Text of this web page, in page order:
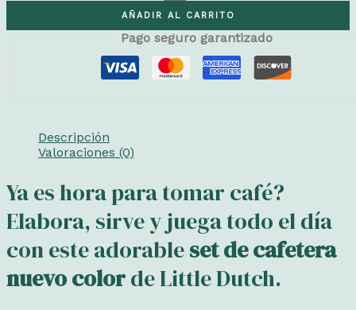
AÑADIR AL CARRITO
Pago seguro garantizado
Descripción
Valoraciones (0)
Ya es hora para tomar café?
Elabora, sirve y juega todo el día
con este adorableset de cafetera
nuevo colorde Little Dutch.